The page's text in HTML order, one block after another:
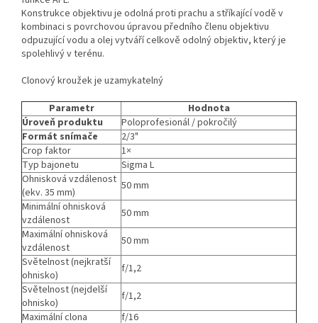
Konstrukce objektivu je odolná proti prachu a stříkající vodě v
kombinaci s povrchovou úpravou předního členu objektivu
odpuzující vodu a olej vytváří celkově odolný objektiv, který je
spolehlivý v terénu.
Clonový kroužek je uzamykatelný
Parametr
Hodnota
Úroveň produktu
Poloprofesionál / pokročilý
Formát snímače
2/3"
Crop faktor
1×
Typ bajonetu
Sigma L
Ohnisková vzdálenost
(ekv. 35 mm)
50 mm
Minimální ohnisková
vzdálenost
50 mm
Maximální ohnisková
vzdálenost
50 mm
Světelnost (nejkratší
ohnisko)
f/1,2
Světelnost (nejdelší
ohnisko)
f/1,2
Maximální clona
f/16